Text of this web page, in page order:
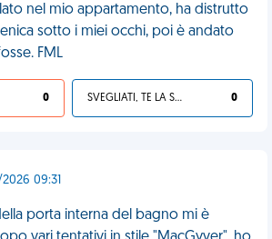
nel mio appartamento, ha distrutto
sotto i miei occhi, poi è andato
FML
0 SVEGLIATI, TE LA SEI CERCATA! 0
09:31
porta interna del bagno mi è